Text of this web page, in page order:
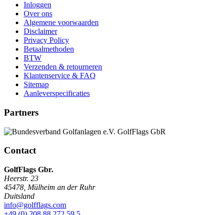
Inloggen
Over ons
Algemene voorwaarden
Disclaimer
Privacy Policy
Betaalmethoden
BTW
Verzenden & retourneren
Klantenservice & FAQ
Sitemap
Aanleverspecificaties
Partners
Contact
GolfFlags Gbr.
Heerstr. 23
45478 Mülheim an der Ruhr
Duitsland
info@golfflags.com